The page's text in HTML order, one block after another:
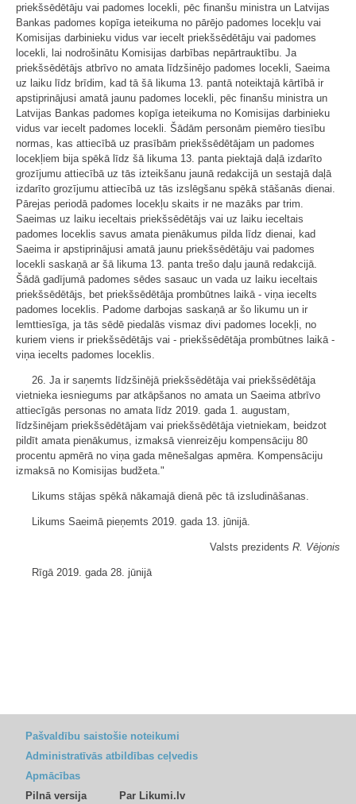
priekšsēdētāju vai padomes locekli, pēc finanšu ministra un Latvijas
Bankas padomes kopīga ieteikuma no pārējo padomes locekļu vai
Komisijas darbinieku vidus var iecelt priekšsēdētāju vai padomes
locekli, lai nodrošinātu Komisijas darbības nepārtrauktību. Ja
priekšsēdētājs atbrīvo no amata līdzšinējo padomes locekli, Saeima
uz laiku līdz brīdim, kad tā šā likuma 13. pantā noteiktajā kārtībā ir
apstiprinājusi amatā jaunu padomes locekli, pēc finanšu ministra un
Latvijas Bankas padomes kopīga ieteikuma no Komisijas darbinieku
vidus var iecelt padomes locekli. Šādām personām piemēro tiesību
normas, kas attiecībā uz prasībām priekšsēdētājam un padomes
locekļiem bija spēkā līdz šā likuma 13. panta piektajā daļā izdarīto
grozījumu attiecībā uz tās izteikšanu jaunā redakcijā un sestajā daļā
izdarīto grozījumu attiecībā uz tās izslēgšanu spēkā stāšanās dienai.
Pārejas periodā padomes locekļu skaits ir ne mazāks par trim.
Saeimas uz laiku ieceltais priekšsēdētājs vai uz laiku ieceltais
padomes loceklis savus amata pienākumus pilda līdz dienai, kad
Saeima ir apstiprinājusi amatā jaunu priekšsēdētāju vai padomes
locekli saskaņā ar šā likuma 13. panta trešo daļu jaunā redakcijā.
Šādā gadījumā padomes sēdes sasauc un vada uz laiku ieceltais
priekšsēdētājs, bet priekšsēdētāja prombūtnes laikā - viņa iecelts
padomes loceklis. Padome darbojas saskaņā ar šo likumu un ir
lemttiesīga, ja tās sēdē piedalās vismaz divi padomes locekļi, no
kuriem viens ir priekšsēdētājs vai - priekšsēdētāja prombūtnes laikā -
viņa iecelts padomes loceklis.
26. Ja ir saņemts līdzšinējā priekšsēdētāja vai priekšsēdētāja
vietnieka iesniegums par atkāpšanos no amata un Saeima atbrīvo
attiecīgās personas no amata līdz 2019. gada 1. augustam,
līdzšinējam priekšsēdētājam vai priekšsēdētāja vietniekam, beidzot
pildīt amata pienākumus, izmaksā vienreizēju kompensāciju 80
procentu apmērā no viņa gada mēnešalgas apmēra. Kompensāciju
izmaksā no Komisijas budžeta."
Likums stājas spēkā nākamajā dienā pēc tā izsludināšanas.
Likums Saeimā pieņemts 2019. gada 13. jūnijā.
Valsts prezidents R. Vējonis
Rīgā 2019. gada 28. jūnijā
Pašvaldību saistošie noteikumi
Administratīvās atbildības ceļvedis
Apmācības
Pilnā versija
Par Likumi.lv